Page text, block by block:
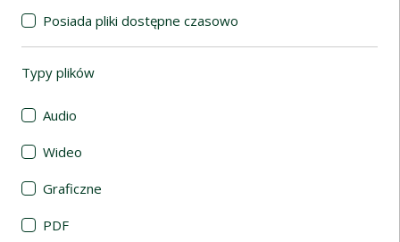
Posiada pliki dostępne czasowo
Typy plików
Audio
Wideo
Graficzne
PDF